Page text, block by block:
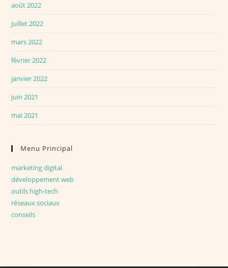
août 2022
juillet 2022
mars 2022
février 2022
janvier 2022
juin 2021
mai 2021
Menu Principal
marketing digital
développement web
outils high-tech
réseaux sociaux
conseils